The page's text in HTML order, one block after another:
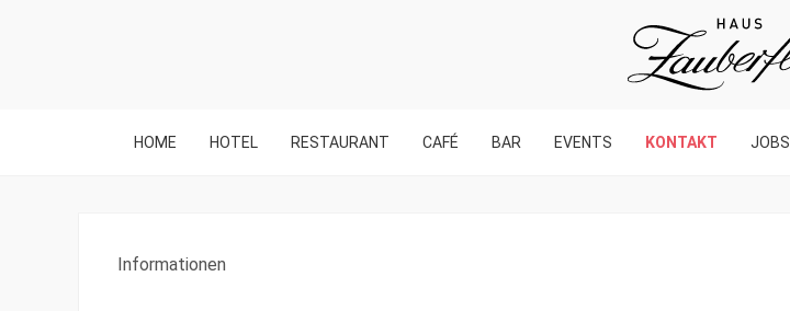
HOME HOTEL RESTAURANT CAFÉ BAR EVENTS KONTAKT JOBS
Informationen